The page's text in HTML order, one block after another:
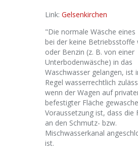
Link: Gelsenkirchen
"Die normale Wäsche eines
bei der keine Betriebsstoffe
oder Benzin (z. B. von einer
Unterbodenwäsche) in das
Waschwasser gelangen, ist
Regel wasserrechtlich
wenn der Wagen auf
befestigter Fläche
Voraussetzung ist, dass die
an den Schmutz- bzw.
Mischwasserkanal
ist.